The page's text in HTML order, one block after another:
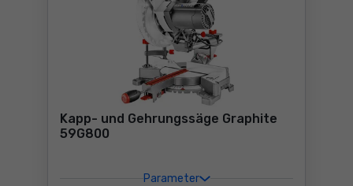
Kapp- und Gehrungssäge Graphite
59G800
Parameter